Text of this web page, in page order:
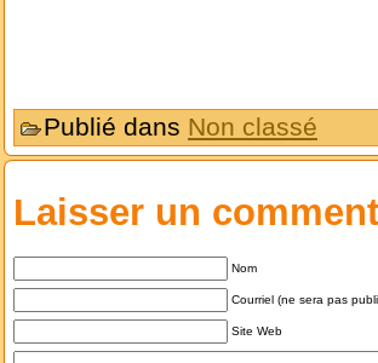
Publié dans Non classé
Laisser un
Nom
Courriel (ne sera pas
Site Web